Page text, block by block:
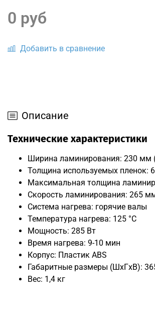
Добавить в сравнение
0 руб
Описание
Технические характеристики
Ширина ламинирования: 230 мм
Толщина используемых пленок:
Максимальная толщина
Скорость ламинирования: 265
Система нагрева: горячие валы
Температура нагрева: 125 °C
Мощность: 285 Вт
Время нагрева: 9-10 мин
Корпус: Пластик ABS
Габаритные размеры (ШxГxВ):
Вес: 1,4 кг